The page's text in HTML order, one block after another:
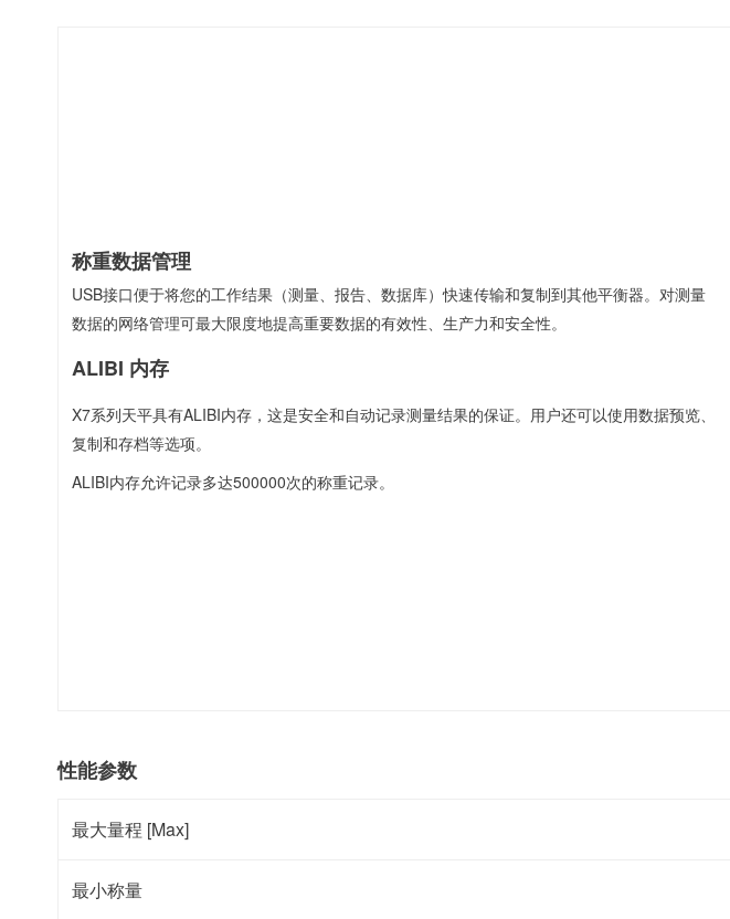
称重数据管理
USB接口便于将您的工作结果（测量、报告、数据库）快速传输和复制到其他平衡器。对测量
数据的网络管理可最大限度地提高重要数据的有效性、生产力和安全性。
ALIBI 内存
X7系列天平具有ALIBI内存，这是安全和自动记录测量结果的保证。用户还可以使用数据预览、
复制和存档等选项。
ALIBI内存允许记录多达500000次的称重记录。
性能参数
最大量程 [Max]
最小称量